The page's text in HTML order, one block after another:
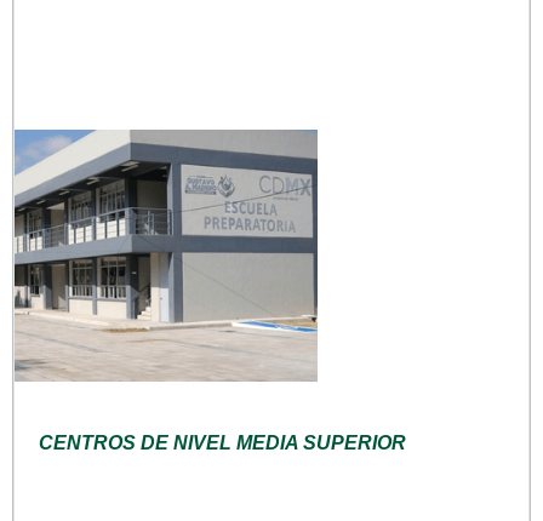
CENTROS DE NIVEL MEDIA SUPERIOR